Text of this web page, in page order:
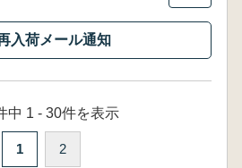
入荷メール通知
中 1 - 30件を表示
1 2